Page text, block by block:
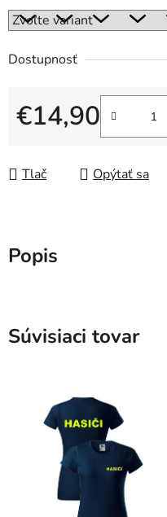
Dostupnosť
€14,90
Jednotková cena:
Tlač Opýtať sa
Popis
Súvisiaci tovar